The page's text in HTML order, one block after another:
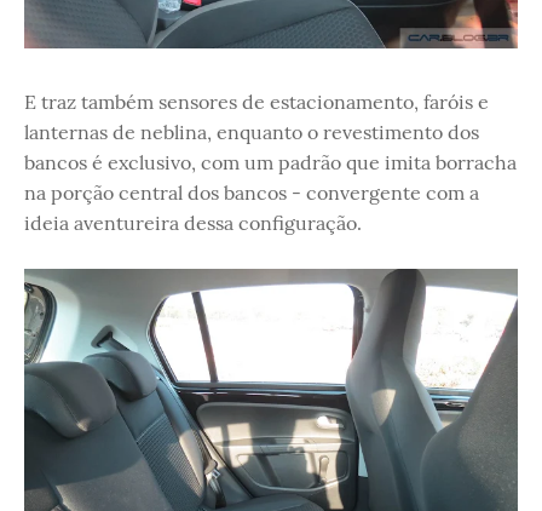
E traz também sensores de estacionamento, faróis e
lanternas de neblina, enquanto o revestimento dos
bancos é exclusivo, com um padrão que imita borracha
na porção central dos bancos - convergente com a
ideia aventureira dessa configuração.